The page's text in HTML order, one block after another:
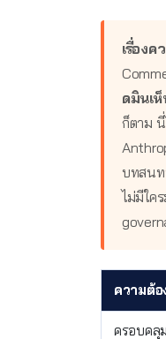
เรื่อง
ดมินเ
ก็ตาม นี่
บทสนท
ไม่มีใค
ความต้อ
ครอบคลุ